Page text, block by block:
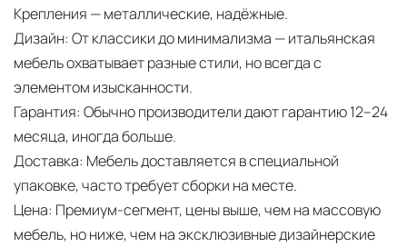
Крепления — металлические, надёжные.
Дизайн: От классики до минимализма — итальянская
мебель охватывает разные стили, но всегда с
элементом изысканности.
Гарантия: Обычно производители дают гарантию 12–24
месяца, иногда больше.
Доставка: Мебель доставляется в специальной
упаковке, часто требует сборки на месте.
Цена: Премиум-сегмент, цены выше, чем на массовую
мебель, но ниже, чем на эксклюзивные дизайнерские